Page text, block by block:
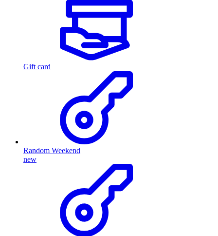
Gift card
Random Weekend
new